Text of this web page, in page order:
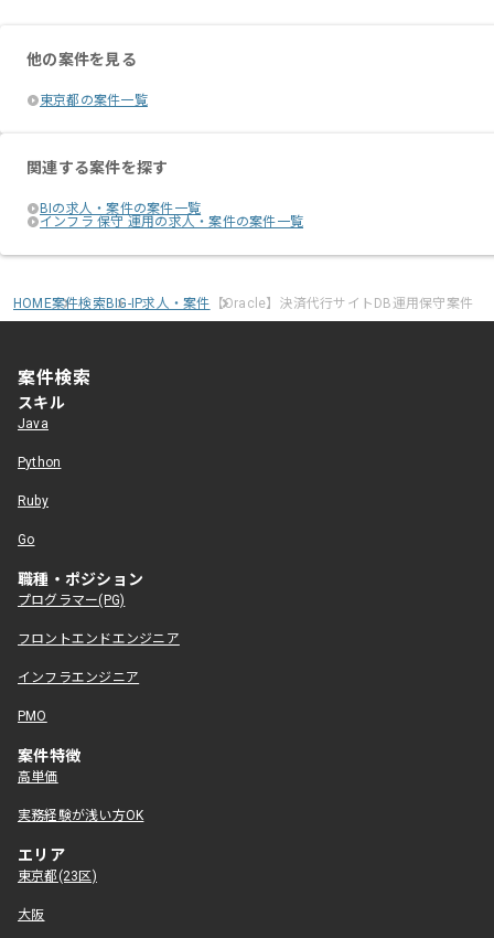
他の案件を見る
東京都の案件一覧
関連する案件を探す
BIの求人・案件の案件一覧
インフラ 保守 運用の求人・案件の案件一覧
HOME案件検索BIG-IP求人・案件 【Oracle】決済代行サイトDB運用保守案件
案件検索
スキル
Java
Python
Ruby
Go
職種・ポジション
プログラマー(PG)
フロントエンドエンジニア
インフラエンジニア
PMO
案件特徴
高単価
実務経験が浅い方OK
エリア
東京都(23区)
大阪